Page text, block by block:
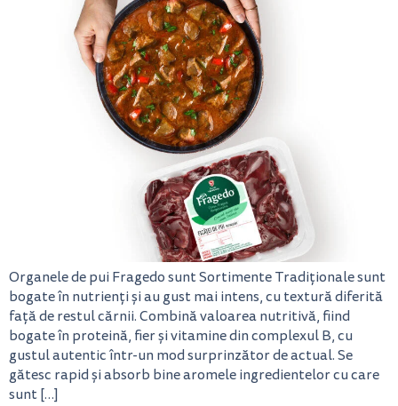
Organele de pui Fragedo sunt Sortimente Tradiționale sunt
bogate în nutrienți și au gust mai intens, cu textură diferită
față de restul cărnii. Combină valoarea nutritivă, fiind
bogate în proteină, fier și vitamine din complexul B, cu
gustul autentic într-un mod surprinzător de actual. Se
gătesc rapid și absorb bine aromele ingredientelor cu care
sunt […]